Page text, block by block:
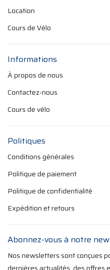
Location
Cours de Vélo
Informations
À propos de nous
Contactez-nous
Cours de vélo
Politiques
Conditions générales
Politique de paiement
Politique de confidentialité
Expédition et retours
Abonnez-vous à notre
Nos newsletters sont conçues